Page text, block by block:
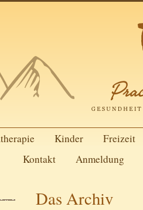
Kinder
Freizeit
Kontakt
Anmeldung
Das Archiv